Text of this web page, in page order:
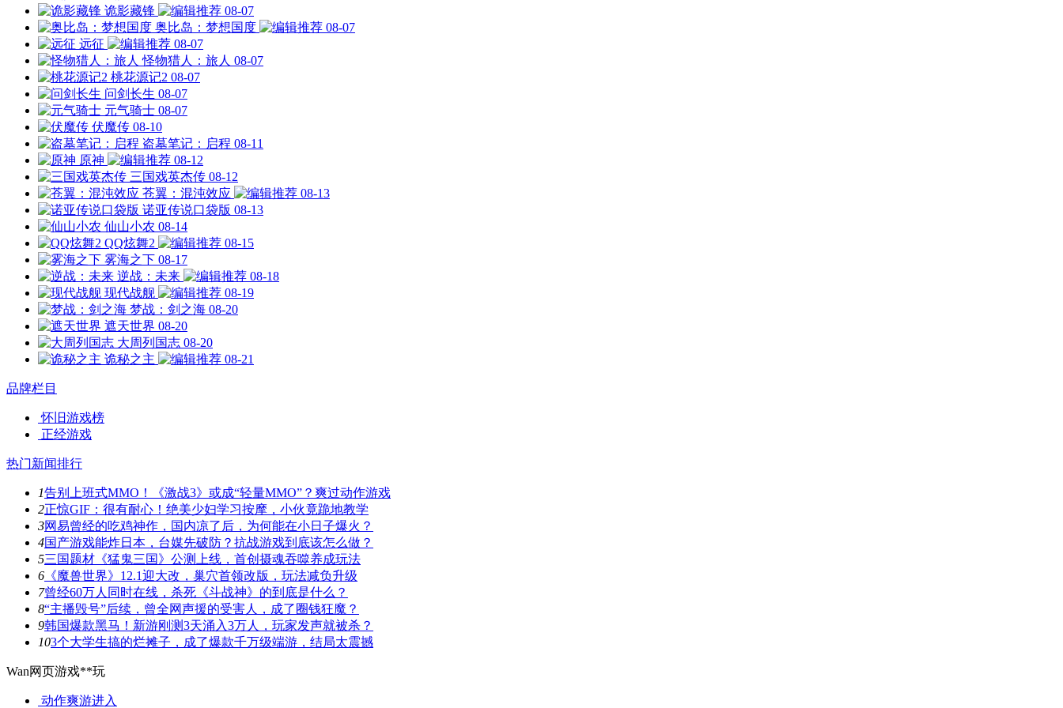
诡影藏锋
08-07
奥比岛：梦想国度
08-07
远征
08-07
怪物猎人：旅人 08-07
桃花源记2 08-07
问剑长生 08-07
元气骑士 08-07
伏魔传 08-10
盗墓笔记：启程 08-11
原神
08-12
三国戏英杰传 08-12
苍翼：混沌效应
08-13
诺亚传说口袋版 08-13
仙山小农 08-14
QQ炫舞2
08-15
雾海之下 08-17
逆战：未来
08-18
现代战舰
08-19
梦战：剑之海 08-20
遮天世界 08-20
大周列国志 08-20
诡秘之主
08-21
品牌栏目
怀旧游戏榜
正经游戏
热门新闻排行
1告别上班式MMO！《激战3》或成“轻量MMO”？爽过动作游戏
2正惊GIF：很有耐心！绝美少妇学习按摩，小伙竟跪地教学
3网易曾经的吃鸡神作，国内凉了后，为何能在小日子爆火？
4国产游戏能炸日本，台媒先破防？抗战游戏到底该怎么做？
5三国题材《猛鬼三国》公测上线，首创摄魂吞噬养成玩法
6 《魔兽世界》12.1迎大改，巢穴首领改版，玩法减负升级
7曾经60万人同时在线，杀死《斗战神》的到底是什么？
8“主播毁号”后续，曾全网声援的受害人，成了圈钱狂魔？
9韩国爆款黑马！新游刚测3天涌入3万人，玩家发声就被杀？
103个大学生搞的烂摊子，成了爆款千万级端游，结局太震撼
Wan网页游戏**玩
动作爽游进入